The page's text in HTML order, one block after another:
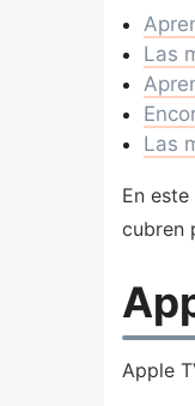
Las
Las
En
cubren
Apple